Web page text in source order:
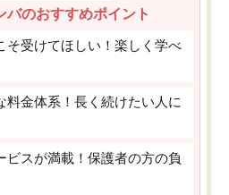
バのおすすめポイント
そ受けてほしい！楽しく学べ
料金体系！長く続けたい人に
ビスが満載！保護者の方の負